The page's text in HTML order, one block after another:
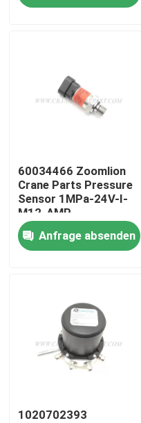
Über uns
Qualitätskontrolle
Kontakt
Referenzen
Ersatzteile des Kranes
Crane Electrical Parts
60034466 Zoomlion
Crane Parts Pressure
Sensor 1MPa-24V-I-
M12-AMP
Anfrage absenden
1020702393